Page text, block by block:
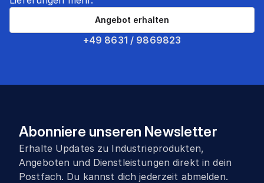
+49 8631 / 9869823
Angebot erhalten
Abonniere unseren Newsletter
Erhalte Updates zu Industrieprodukten,
Angeboten und Dienstleistungen direkt in dein
Postfach. Du kannst dich jederzeit abmelden.